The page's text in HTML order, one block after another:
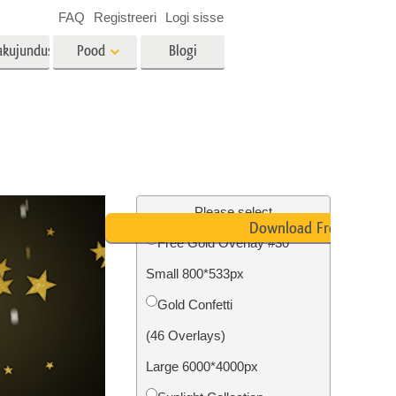
Fotode taastamine
Pood Blogi
FAQ Registreeri Logi sisse
Please select
Free Gold Overlay #30
Small 800*533px
Gold Confetti
(46 Overlays)
Large 6000*4000px
Download Free